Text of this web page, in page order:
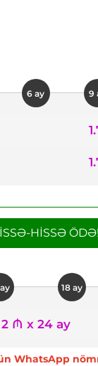
6 ay 9
HISSƏ ÖDƏ!
18 ay
2 ₼ x 24 ay
WhatsApp